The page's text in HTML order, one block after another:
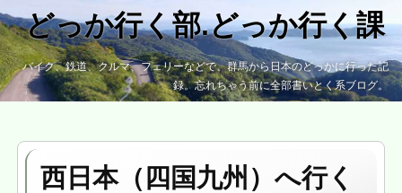
どっか行く部.どっか行く課
バイク、鉄道、クルマ、フェリーなどで、群馬から日本のどっかに行った記
録。忘れちゃう前に全部書いとく系ブログ。
西日本（四国九州）へ行く